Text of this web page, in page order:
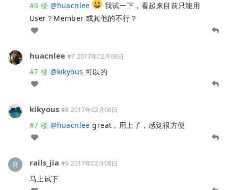
#6 楼 @huacnlee
我试一下，看起来目前只能用
User？Member 或其他的不行？
huacnlee #7 2017年02月08日
#7 楼 @kikyous 可以的
kikyous #8 2017年02月08日
#7 楼 @huacnlee great，用上了，感觉很方便
rails_jia #9 2017年02月08日
马上试下